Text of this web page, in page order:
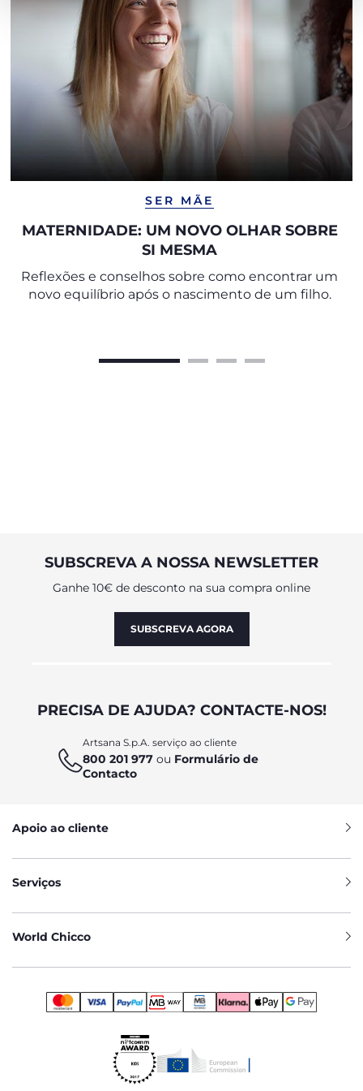
SER MÃE
MATERNIDADE: UM NOVO OLHAR SOBRE
SI MESMA
Reflexões e conselhos sobre como encontrar um
novo equilíbrio após o nascimento de um filho.
SUBSCREVA A NOSSA NEWSLETTER
Ganhe 10€ de desconto na sua compra online
SUBSCREVA AGORA
PRECISA DE AJUDA? CONTACTE-NOS!
Artsana S.p.A. serviço ao cliente
800 201 977 ou Formulário de
Contacto
Apoio ao cliente
Serviços
World Chicco